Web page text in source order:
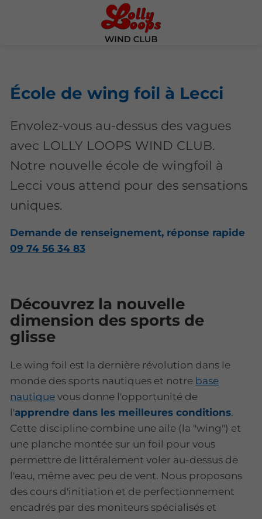
École de wing foil à Lecci
Envolez-vous au-dessus des vagues
avec LOLLY LOOPS WIND CLUB.
Notre nouvelle école de wingfoil à
Lecci vous attend pour des sensations
uniques.
Demande de renseignement, réponse rapide
09 74 56 34 83
Découvrez la nouvelle
dimension des sports de
glisse
Le wing foil est la dernière révolution dans le
monde des sports nautiques et notre base
nautique vous donne l'opportunité de
l'apprendre dans les meilleures conditions.
Cette discipline combine une aile (la "wing") et
une planche montée sur un foil pour vous
permettre de littéralement voler au-dessus de
l'eau, même avec peu de vent. Nous proposons
des cours d'initiation et de perfectionnement
encadrés par des moniteurs spécialisés et